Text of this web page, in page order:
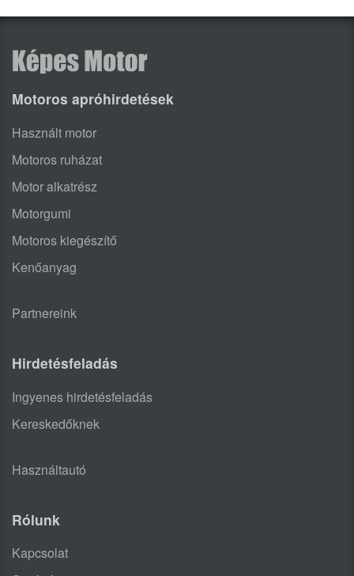
Motoros apróhirdetések
Használt motor
Motoros ruházat
Motor alkatrész
Motorgumi
Motoros kiegészítő
Kenőanyag
Partnereink
Hirdetésfeladás
Ingyenes hirdetésfeladás
Kereskedőknek
Használtautó
Rólunk
Kapcsolat